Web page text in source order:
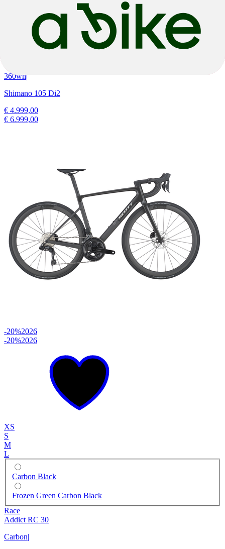
Black Holographic
E-Gravel
Solace eRIDE 20
360wh|
Shimano 105 Di2
€ 4.999,00
€ 6.999,00
-20%2026
-20%2026
XS
S
M
L
Carbon Black
Frozen Green Carbon Black
Race
Addict RC 30
Carbon|